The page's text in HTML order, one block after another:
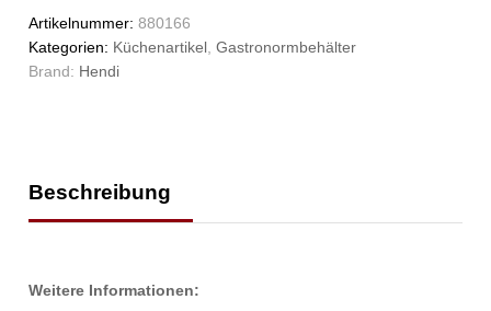
Artikelnummer:880166
Kategorien: Küchenartikel ,Gastronormbehälter
Brand: Hendi
Beschreibung
Weitere Informationen: